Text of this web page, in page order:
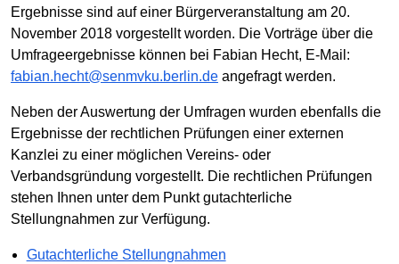
Ergebnisse sind auf einer Bürgerveranstaltung am 20.
November 2018 vorgestellt worden. Die Vorträge über die
Umfrageergebnisse können bei Fabian Hecht, E-Mail:
fabian.hecht@senmvku.berlin.de angefragt werden.
Neben der Auswertung der Umfragen wurden ebenfalls die
Ergebnisse der rechtlichen Prüfungen einer externen
Kanzlei zu einer möglichen Vereins- oder
Verbandsgründung vorgestellt. Die rechtlichen Prüfungen
stehen Ihnen unter dem Punkt gutachterliche
Stellungnahmen zur Verfügung.
Gutachterliche Stellungnahmen